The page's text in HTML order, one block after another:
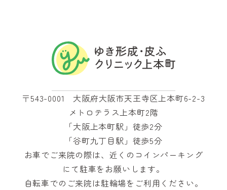
〒543-0001 大阪府大阪市天王寺区上本町6-2-3
メトロテラス上本町2階
「大阪上本町駅」徒歩2分
「谷町九丁目駅」徒歩5分
お車でご来院の際は、近くのコインパーキング
にて駐車をお願いします。
自転車でのご来院は駐輪場をご利用ください。